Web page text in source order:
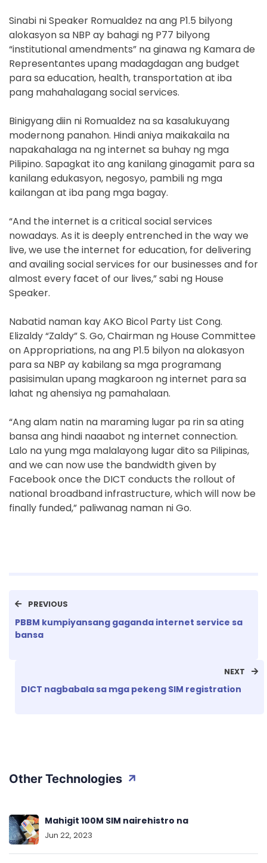
Sinabi ni Speaker Romualdez na ang P1.5 bilyong
alokasyon sa NBP ay bahagi ng P77 bilyong
“institutional amendments” na ginawa ng Kamara de
Representantes upang madagdagan ang budget
para sa education, health, transportation at iba
pang mahahalagang social services.
Binigyang diin ni Romualdez na sa kasalukuyang
modernong panahon. Hindi aniya maikakaila na
napakahalaga na ng internet sa buhay ng mga
Pilipino. Sapagkat ito ang kanilang ginagamit para sa
kanilang edukasyon, negosyo, pambili ng mga
kailangan at iba pang mga bagay.
“And the internet is a critical social services
nowadays. As it is deeply entrenched in the way we
live, we use the internet for education, for delivering
and availing social services for our businesses and for
almost every facet of our lives,” sabi ng House
Speaker.
Nabatid naman kay AKO Bicol Party List Cong.
Elizaldy “Zaldy” S. Go, Chairman ng House Committee
on Appropriations, na ang P1.5 bilyon na alokasyon
para sa NBP ay kabilang sa mga programang
pasisimulan upang magkaroon ng internet para sa
lahat ng ahensiya ng pamahalaan.
“Ang alam natin na maraming lugar pa rin sa ating
bansa ang hindi naaabot ng internet connection.
Lalo na yung mga malalayong lugar dito sa Pilipinas,
and we can now use the bandwidth given by
Facebook once the DICT conducts the rollout of
national broadband infrastructure, which will now be
finally funded,” paliwanag naman ni Go.
PREVIOUS
PBBM kumpiyansang gaganda internet service sa
bansa
NEXT
DICT nagbabala sa mga pekeng SIM registration
Other Technologies
Mahigit 100M SIM nairehistro na
Jun 22, 2023